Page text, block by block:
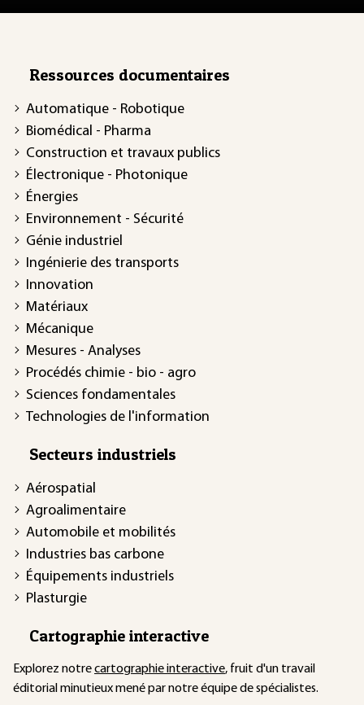
Ressources documentaires
Automatique - Robotique
Biomédical - Pharma
Construction et travaux publics
Électronique - Photonique
Énergies
Environnement - Sécurité
Génie industriel
Ingénierie des transports
Innovation
Matériaux
Mécanique
Mesures - Analyses
Procédés chimie - bio - agro
Sciences fondamentales
Technologies de l'information
Secteurs industriels
Aérospatial
Agroalimentaire
Automobile et mobilités
Industries bas carbone
Équipements industriels
Plasturgie
Cartographie interactive
Explorez notrecartographie interactive, fruit d'un travail
éditorial minutieux mené par notre équipe de spécialistes.